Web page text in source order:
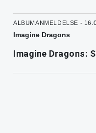
ALBUMANMELDELSE -
Imagine Dragons
Imagine Dragons: